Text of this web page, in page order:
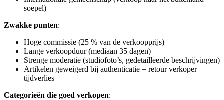
soepel)
Zwakke punten:
Hoge commissie (25 % van de verkoopprijs)
Lange verkoopduur (mediaan 35 dagen)
Strenge moderatie (studiofoto’s, gedetailleerde beschrijvingen)
Artikelen geweigerd bij authenticatie = retour verkoper +
tijdverlies
Categorieën die goed verkopen: